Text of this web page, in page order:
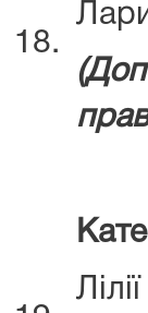
18.
(Д